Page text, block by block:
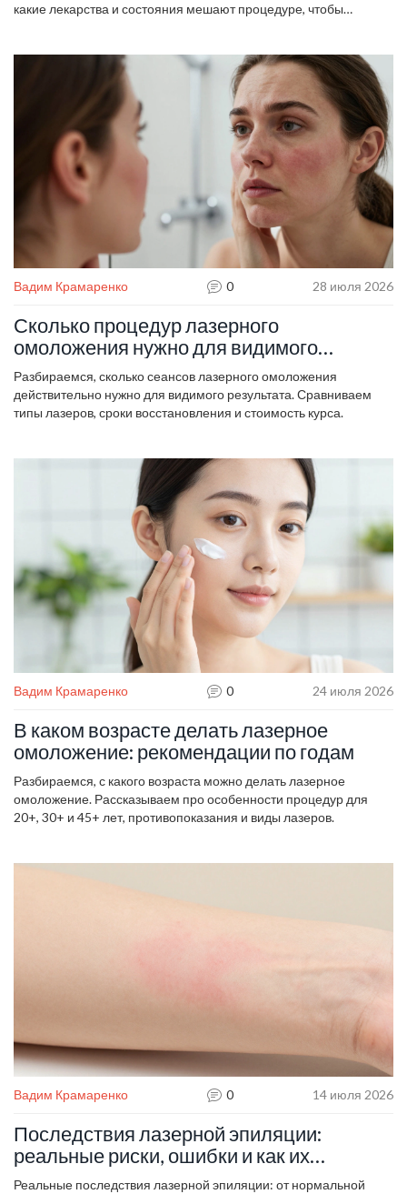
какие лекарства и состояния мешают процедуре, чтобы
Вадим Крамаренко 0 28 июля 2026
Сколько процедур лазерного
омоложения нужно для видимого
результата: честный гид
Разбираемся, сколько сеансов лазерного омоложения
действительно нужно для видимого результата. Сравниваем
типы лазеров, сроки восстановления и стоимость курса.
Вадим Крамаренко 0 24 июля 2026
В каком возрасте делать лазерное
омоложение: рекомендации по годам
Разбираемся, с какого возраста можно делать лазерное
омоложение. Рассказываем про особенности процедур для
20+, 30+ и 45+ лет, противопоказания и виды лазеров.
Вадим Крамаренко 0 14 июля 2026
Последствия лазерной эпиляции:
реальные риски, ошибки и как их
избежать
Реальные последствия лазерной эпиляции: от нормальной